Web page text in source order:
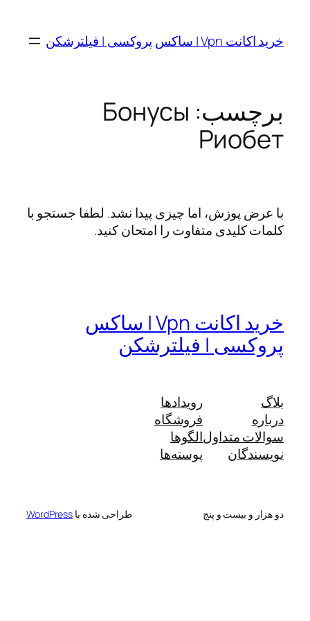
محتواخرید اکانت Vpn | ساکس پروکسی | فیلترشکن
برچسب: Бонусы
Риобет
با عرض پوزش، اما چیزی پیدا نشد. لطفا جستجو با
کلمات کلیدی متفاوت را امتحان کنید.
خرید اکانت Vpn | ساکس
پروکسی | فیلترشکن
بلاگ
درباره
سوالات متداول
نویسندگان
رویدادها
فروشگاه
الگوها
پوسته‌ها
دو هزار و بیست و پنج طراحی شده با WordPress